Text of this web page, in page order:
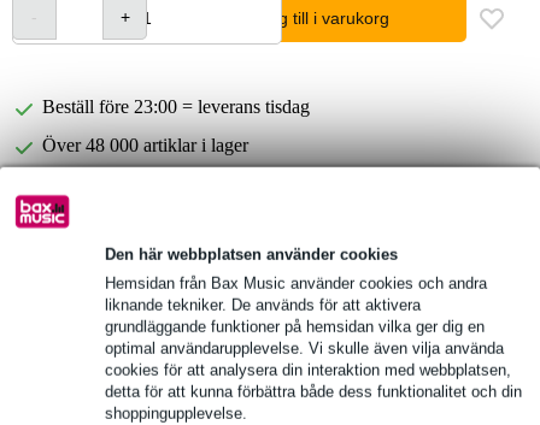
Den här webbplatsen använder cookies
Hemsidan från Bax Music använder cookies och andra
liknande tekniker. De används för att aktivera
grundläggande funktioner på hemsidan vilka ger dig en
optimal användarupplevelse. Vi skulle även vilja använda
cookies för att analysera din interaktion med webbplatsen,
detta för att kunna förbättra både dess funktionalitet och din
shoppingupplevelse.
lägg till i varukorg
Beställ före 23:00 = leverans tisdag
Över 48 000 artiklar i lager
Produktinformation
fixeringsklämma
för bord, skrivbord, podium eller 19" rack
material: stål
Fullständiga specifikationer